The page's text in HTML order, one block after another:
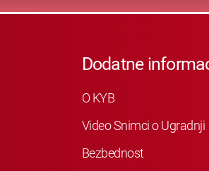
Dodatne
O KYB
Video Snimci o Ugradnji
Bezbednost